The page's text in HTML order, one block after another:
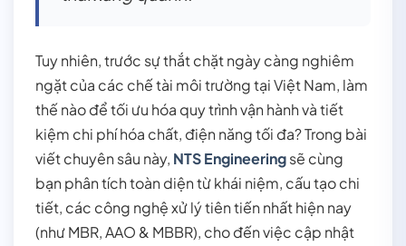
Tuy nhiên, trước sự thắt chặt ngày càng nghiêm
ngặt của các chế tài môi trường tại Việt Nam, làm
thế nào để tối ưu hóa quy trình vận hành và tiết
kiệm chi phí hóa chất, điện năng tối đa? Trong bài
viết chuyên sâu này, NTS Engineeringsẽ cùng
bạn phân tích toàn diện từ khái niệm, cấu tạo chi
tiết, các công nghệ xử lý tiên tiến nhất hiện nay
(như MBR, AAO & MBBR), cho đến việc cập nhật